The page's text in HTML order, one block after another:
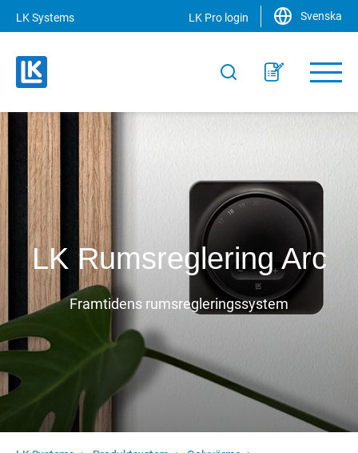
LK Systems LK Pro login Svenska
LK Rumsreglering Arc
Framtidens rumsregleringssystem